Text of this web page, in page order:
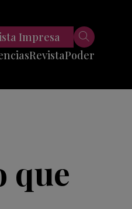
RevistaPoder
Impresa
que